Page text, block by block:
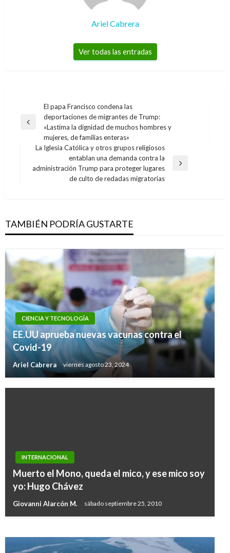
Ariel Cabrera
Ver todas las entradas
Navegación
de
entradas
Entrada
anterior
El papa Francisco condena las
deportaciones de migrantes de Trump:
«Lastima la dignidad de muchos hombres y
mujeres, de familias enteras»
Entrada
La Iglesia Católica y otros grupos religiosos
entablan una demanda contra la
administración Trump para proteger lugares
de culto de redadas migratorias
TAMBIÉN PODRÍA GUSTARTE
CIENCIA Y TECNOLOGÍA
EE.UU aprueba nuevas vacunas contra el
Covid-19
Ariel Cabrera viernes agosto 23, 2024
INTERNACIONAL
Muerto el Mono, queda el mico, y ese mico soy
yo: Hugo Chávez
Giovanni Alarcón M. sábado septiembre 25, 2010
Casa Blanca mantendrá orden que protege a